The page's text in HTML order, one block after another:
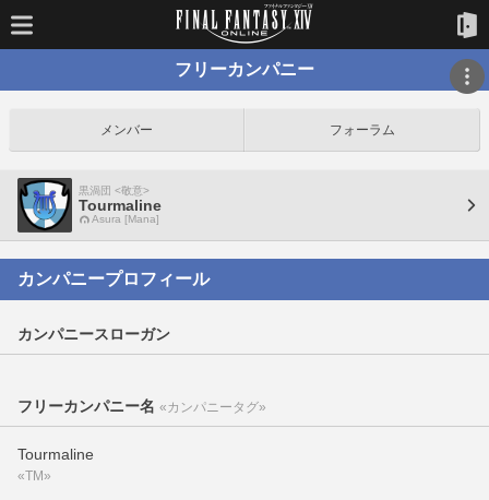
フリーカンパニー
メンバー フォーラム
黒渦団 <敬意>
Tourmaline
Asura [Mana]
カンパニープロフィール
カンパニースローガン
フリーカンパニー名 «カンパニータグ»
Tourmaline
«TM»